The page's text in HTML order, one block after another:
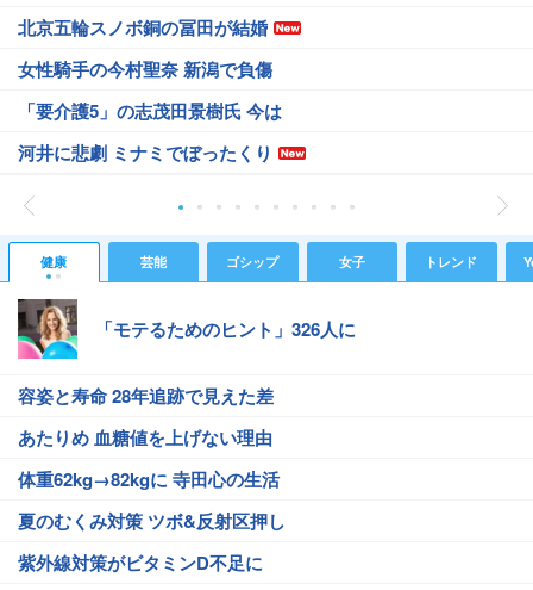
北京五輪スノボ銅の冨田が結婚
女性騎手の今村聖奈 新潟で負傷
「要介護5」の志茂田景樹氏 今は
河井に悲劇 ミナミでぼったくり
健康 芸能 ゴシップ 女子 トレンド
「モテるためのヒント」326人に
容姿と寿命 28年追跡で見えた差
あたりめ 血糖値を上げない理由
体重62kg→82kgに 寺田心の生活
夏のむくみ対策 ツボ&反射区押し
紫外線対策がビタミンD不足に